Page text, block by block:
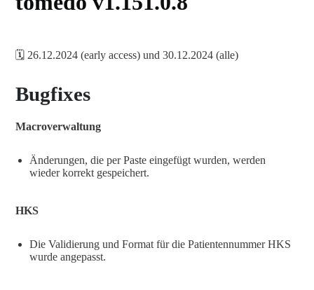
🗓️ 26.12.2024 (early access) und 30.12.2024 (alle)
Bugfixes
Macroverwaltung
Änderungen, die per Paste eingefügt wurden, werden
wieder korrekt gespeichert.
HKS
Die Validierung und Format für die Patientennummer HKS
wurde angepasst.